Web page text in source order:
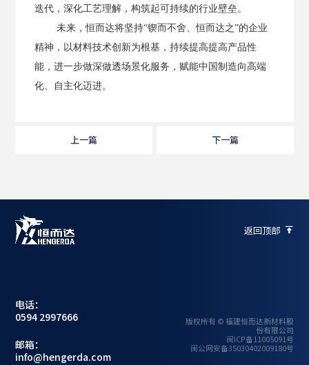
迭代，深化工艺理解，构筑起可持续的行业壁垒。
未来，恒而达将坚持“锲而不舍、恒而达之”的企业
精神，以材料技术创新为根基，持续提高提高产品性
能，进一步做深做透场景化服务，赋能中国制造向高端
化、自主化迈进。
上一篇 下一篇
返回顶部 
电话：
0594 2997666
邮箱：
info@hengerda.com
版权所有 © 福建恒而达新材料股
份有限公司
闽ICP备11005091号
闽公网安备35030402009180号